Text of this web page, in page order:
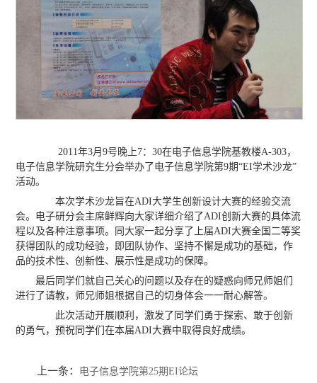
2011年3月9号晚上7：30在电子信息学院基教楼A-303，
电子信息学院研究生分会举办了电子信息学院第9期“EI学术沙龙”
活动。
本次学术沙龙旨在ADI大学生创新设计大赛的经验交流
会。电子研分会主席鲜辉向大家详细介绍了ADI创新大赛的具体流
程以及各种注意事项。同大家一起分享了上届ADI大赛全国二等奖
获得团队的成功经验，即团队协作、坚持不懈是成功的基础，作
品的技术性、创新性、展示性是成功的保障。
最后同学们就自己关心的问题以及存在的疑惑向师兄师姐们
进行了请教，师兄师姐根据自己的切身体会一一耐心解答。
此次活动开展顺利，激发了同学们勇于探索、敢于创新
的勇气，预祝同学们在本届ADI大赛中取得良好成绩。
上一条： 电子信息学院第25期EI论坛